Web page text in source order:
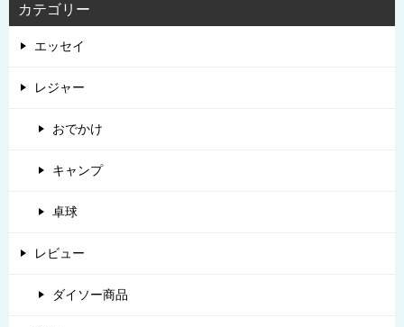
カテゴリー
エッセイ
レジャー
おでかけ
キャンプ
卓球
レビュー
ダイソー商品